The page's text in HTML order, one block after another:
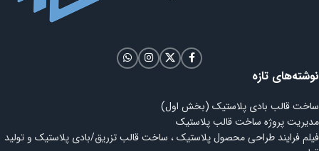
نوشته‌های تازه
ساخت قالب بادی پلاستیک (بخش اول)
مدیریت پروژه ساخت قالب پلاستیک
فیلم فرایند طراحی محصول پلاستیک ، ساخت قالب تزریق/بادی پلاستیک و تولید